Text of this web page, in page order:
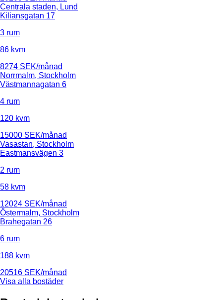
Centrala staden, Lund
Kiliansgatan 17
3 rum
86 kvm
8274 SEK/månad
Norrmalm, Stockholm
Västmannagatan 6
4 rum
120 kvm
15000 SEK/månad
Vasastan, Stockholm
Eastmansvägen 3
2 rum
58 kvm
12024 SEK/månad
Östermalm, Stockholm
Brahegatan 26
6 rum
188 kvm
20516 SEK/månad
Visa alla bostäder